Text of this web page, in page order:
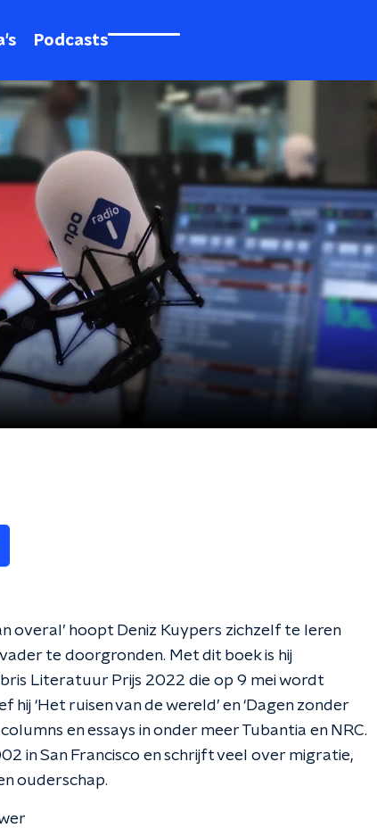
Podcasts
overal’ hoopt Deniz Kuypers zichzelf te leren
te doorgronden. Met dit boek is hij
Literatuur Prijs 2022 die op 9 mei wordt
‘Het ruisen van de wereld’ en ‘Dagen zonder
en essays in onder meer Tubantia en NRC.
in San Francisco en schrijft veel over migratie,
ouderschap.